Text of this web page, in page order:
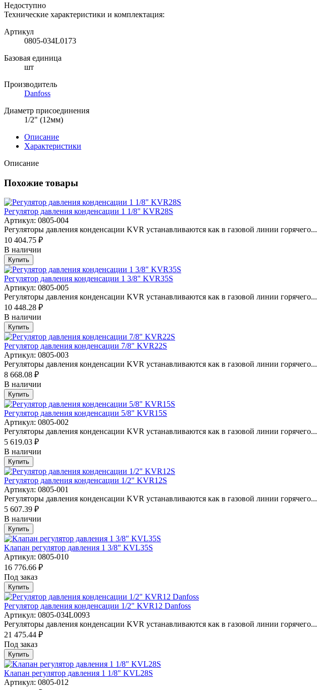
Недоступно
Технические характеристики и комплектация:
Артикул
0805-034L0173
Базовая единица
шт
Производитель
Danfoss
Диаметр присоединения
1/2" (12мм)
Описание
Характеристики
Описание
Похожие товары
Регулятор давления конденсации 1 1/8" KVR28S
Артикул: 0805-004
Регуляторы давления конденсации KVR устанавливаются как в газовой линии горячего...
10 404.75 ₽
В наличии
Купить
Регулятор давления конденсации 1 3/8" KVR35S
Артикул: 0805-005
Регуляторы давления конденсации KVR устанавливаются как в газовой линии горячего...
10 448.28 ₽
В наличии
Купить
Регулятор давления конденсации 7/8" KVR22S
Артикул: 0805-003
Регуляторы давления конденсации KVR устанавливаются как в газовой линии горячего...
8 668.08 ₽
В наличии
Купить
Регулятор давления конденсации 5/8" KVR15S
Артикул: 0805-002
Регуляторы давления конденсации KVR устанавливаются как в газовой линии горячего...
5 619.03 ₽
В наличии
Купить
Регулятор давления конденсации 1/2" KVR12S
Артикул: 0805-001
Регуляторы давления конденсации KVR устанавливаются как в газовой линии горячего...
5 607.39 ₽
В наличии
Купить
Клапан регулятор давления 1 3/8" KVL35S
Артикул: 0805-010
16 776.66 ₽
Под заказ
Купить
Регулятор давления конденсации 1/2" KVR12 Danfoss
Артикул: 0805-034L0093
Регуляторы давления конденсации KVR устанавливаются как в газовой линии горячего...
21 475.44 ₽
Под заказ
Купить
Клапан регулятор давления 1 1/8" KVL28S
Артикул: 0805-012